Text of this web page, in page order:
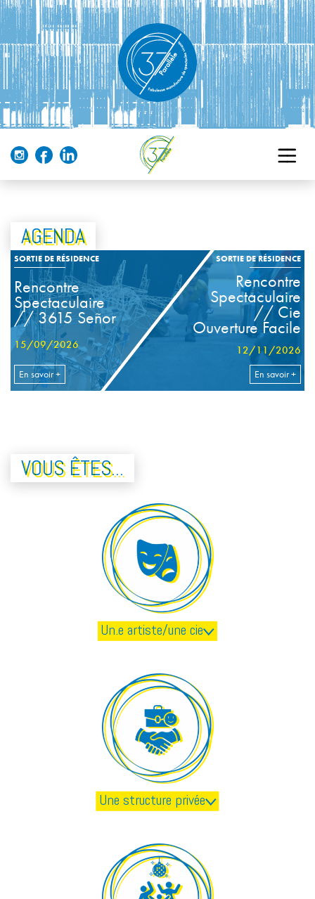
AGENDA
SORTIE DE RÉSIDENCE
Rencontre
Spectaculaire
// 3615 Señor
15/09/2026
En savoir +
SORTIE DE RÉSIDENCE
Rencontre
Spectaculaire
// Cie
Ouverture Facile
12/11/2026
En savoir +
VOUS ÊTES...
Un.e artiste/une cie
Une structure privée